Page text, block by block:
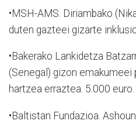
•MSH-AMS. Diriambako
duten gazteei gizarte
•Bakerako Lankidetza
(Senegal) gizon
hartzea erraztea. 5.000 euro.
•Baltistan Fundazioa.